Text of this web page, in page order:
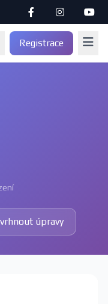
Registrace
úpravy